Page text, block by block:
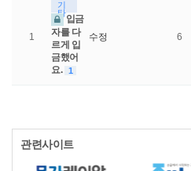
1
기
타
입금
자를 다
르게 입
금했어
요. 1
수정 6
관련사이트